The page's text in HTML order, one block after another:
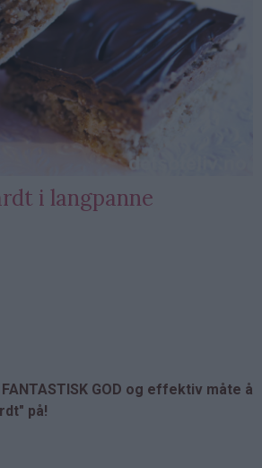
i langpanne
GOD og effektiv måte å
på!